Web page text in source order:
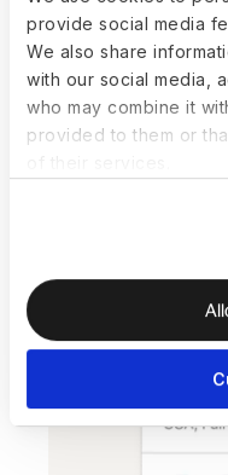
provide social media
We also share
with our social media,
who may combine it
provided to them or
簡単な勤
認
Slackプラグイ
す。管理者は